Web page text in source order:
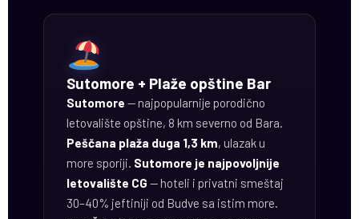
Sutomore + Plaže opštine Bar
Sutomore — najpopularnije porodično
letovalište opštine, 8 km severno od Bara.
Peščana plaža duga 1,3 km, ulazak u
more sporiji. Sutomore je najpovoljnije
letovalište CG — hoteli i privatni smeštaj
30–40% jeftiniji od Budve sa istim more.